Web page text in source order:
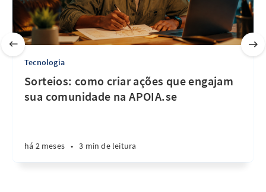
Tecnologia
Sorteios: como criar ações que engajam
sua comunidade na APOIA.se
há 2 meses • 3 min de leitura